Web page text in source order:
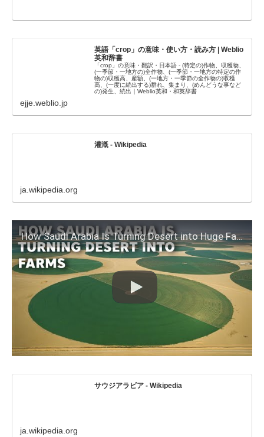
英語「crop」の意味・使い方・読み方 | Weblio
英和辞書
「crop」の意味・翻訳・日本語 - (特定の)作物、収穫物、
(一季節・一地方の)全作物、(一季節・一地方の特定の作
物の)収穫高、産額、(一地方・一季節の全作物の)収穫
高、(一度に続出する)群れ、集まり、(めんどうな事など
の)発生、続出｜Weblio英和・和英辞書
ejje.weblio.jp
灌漑 - Wikipedia
ja.wikipedia.org
How Saudi Arabia Is Turning Desert into Huge Farmlands
サウジアラビア - Wikipedia
ja.wikipedia.org